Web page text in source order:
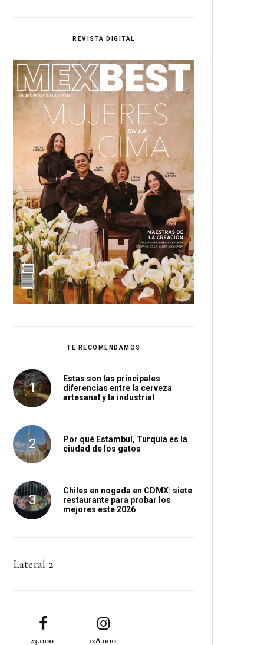
REVISTA DIGITAL
TE RECOMENDAMOS
Estas son las principales
diferencias entre la cerveza
artesanal y la industrial
Por qué Estambul, Turquía es la
ciudad de los gatos
Chiles en nogada en CDMX: siete
restaurante para probar los
mejores este 2026
Lateral 2
23.000 128.000